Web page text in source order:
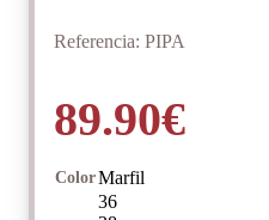
Referencia: PIPA
89.90€
ColorMarfil
36